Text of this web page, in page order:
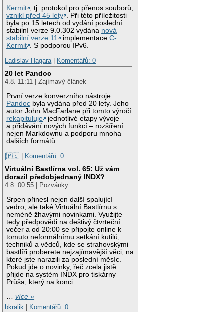
Kermit , tj. protokol pro přenos souborů,
vznikl před 45 lety . Při této příležitosti
byla po 15 letech od vydání poslední
stabilní verze 9.0.302 vydána nová
stabilní verze 11
implementaceC-
Kermit . S podporou IPv6.
Ladislav Hagara | Komentářů: 0
20 let Pandoc
4.8. 11:11 | Zajímavý článek
První verze konverzního nástroje
Pandoc byla vydána před 20 lety. Jeho
autor John MacFarlane při tomto výročí
rekapituluje
jednotlivé etapy vývoje
a přidávání nových funkcí – rozšíření
nejen Markdownu a podporu mnoha
dalších formátů.
|🇵🇸 | Komentářů: 0
Virtuální Bastlírna vol. 65: Už vám
dorazil předobjednaný INDX?
4.8. 00:55 | Pozvánky
Srpen přinesl nejen další spalující
vedro, ale také Virtuální Bastlírnu s
neméně žhavými novinkami. Využijte
tedy předpovědi na deštivý čtvrteční
večer a od 20:00 se připojte online k
tomuto neformálnímu setkání kutilů,
techniků a vědců, kde se strahovskými
bastlíři proberete nejzajímavější věci, na
které jste narazili za poslední měsíc.
Pokud jde o novinky, řeč zcela jistě
přijde na systém INDX pro tiskárny
Průša, který na konci
…více »
bkralik
Komentářů: 0